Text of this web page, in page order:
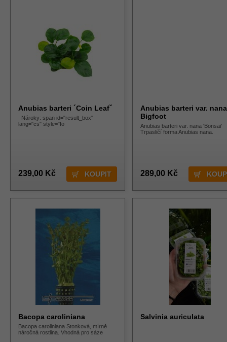
Anubias barteri ´Coin Leafˇ
Nároky: span id="result_box"
lang="cs" style="fo
239,00 Kč
Anubias barteri var. nana
Bigfoot
Anubias barteri var. nana 'Bonsai'
Trpasličí forma Anubias nana.
289,00 Kč
Bacopa caroliniana
Bacopa caroliniana Stonková, mírně
náročná rostlina. Vhodná pro sáze
Salvinia auriculata